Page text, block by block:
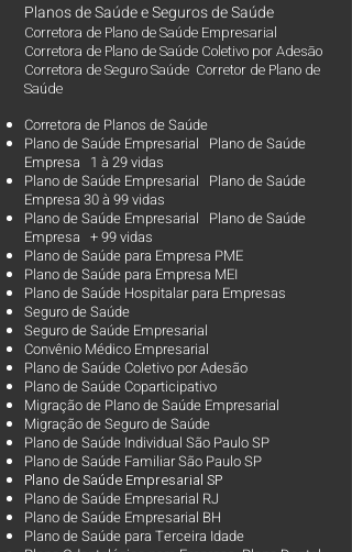
Planos de SaúdeeSeguros de Saúde
Corretora de Plano de Saúde Empresarial
Corretora de Plano de Saúde Coletivo por Adesão
Corretora de Seguro Saúde Corretor de Plano de
Saúde
Corretora de Planos de Saúde
Plano de Saúde Empresarial Plano de Saúde
Empresa 1 à 29 vidas
Plano de Saúde Empresarial Plano de Saúde
Empresa 30 à 99 vidas ​
Plano de Saúde Empresarial Plano de Saúde
Empresa + 99 vidas
Plano de Saúde para Empresa PME
Plano de Saúde para Empresa MEI
Plano de Saúde Hospitalar para Empresas
Seguro de Saúde
Seguro de Saúde Empresarial
Convênio Médico Empresarial
Plano de Saúde Coletivo por Adesão
Plano de Saúde Coparticipativo
Migração de Plano de Saúde Empresarial
Migração de Seguro de Saúde
Plano de Saúde Individual São Paulo SP
Plano de Saúde Familiar São Paulo SP
Plano de Saúde Empresarial SP
Plano de Saúde Empresarial RJ
Plano de Saúde Empresarial BH
Plano de Saúde para Terceira Idade